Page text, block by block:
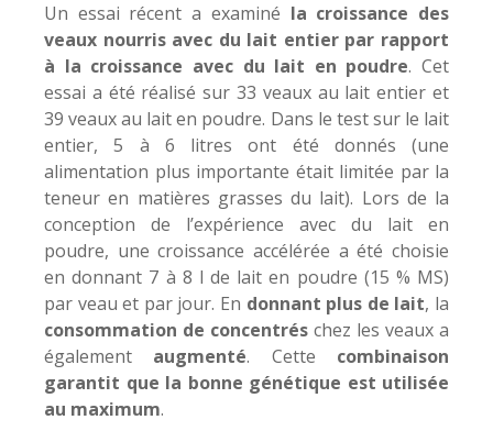
Un essai récent a examiné la croissance des
veaux nourris avec du lait entier par rapport
à la croissance avec du lait en poudre. Cet
essai a été réalisé sur 33 veaux au lait entier et
39 veaux au lait en poudre. Dans le test sur le lait
entier, 5 à 6 litres ont été donnés (une
alimentation plus importante était limitée par la
teneur en matières grasses du lait). Lors de la
conception de l’expérience avec du lait en
poudre, une croissance accélérée a été choisie
en donnant 7 à 8 l de lait en poudre (15 % MS)
par veau et par jour. En donnant plus de lait, la
consommation de concentrés chez les veaux a
également augmenté. Cette combinaison
garantit que la bonne génétique est utilisée
au maximum.